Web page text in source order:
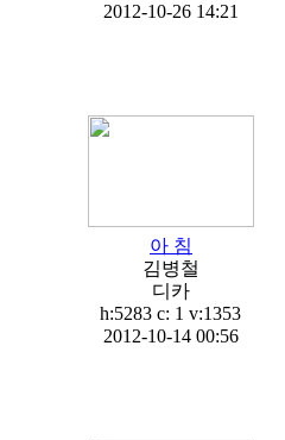
2012-10-26 14:21
아 침
김병철
디카
h:5283 c: 1v:1353
2012-10-14 00:56